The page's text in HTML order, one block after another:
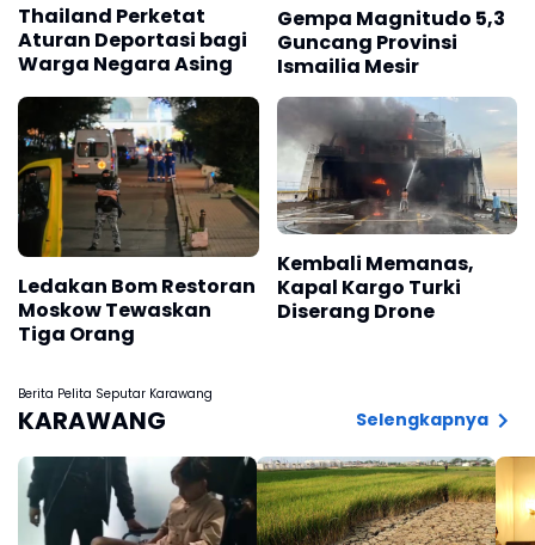
Thailand Perketat
Aturan Deportasi bagi
Warga Negara Asing
Gempa Magnitudo 5,3
Guncang Provinsi
Ismailia Mesir
Ledakan Bom Restoran
Moskow Tewaskan
Tiga Orang
Kembali Memanas,
Kapal Kargo Turki
Diserang Drone
Berita Pelita Seputar Karawang
KARAWANG Selengkapnya